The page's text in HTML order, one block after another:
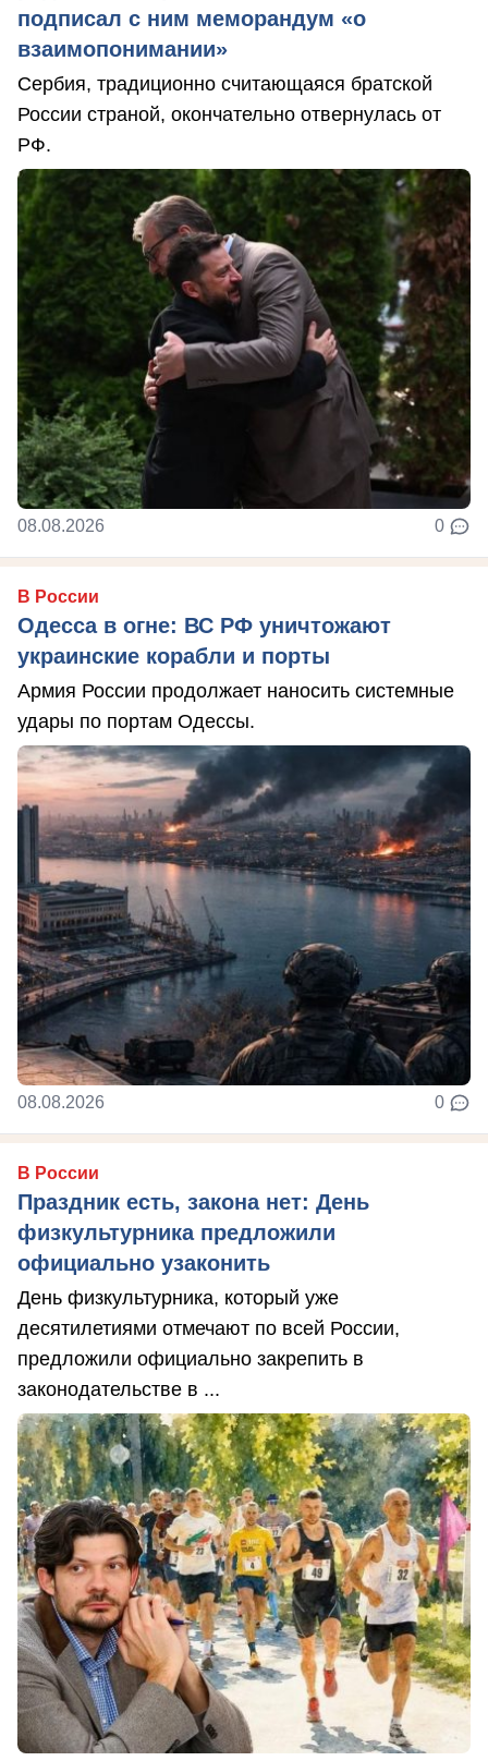
подписал с ним меморандум «о
взаимопонимании»
Сербия, традиционно считающаяся братской
России страной, окончательно отвернулась от
РФ.
08.08.2026 0
В России
Одесса в огне: ВС РФ уничтожают
украинские корабли и порты
Армия России продолжает наносить системные
удары по портам Одессы.
08.08.2026 0
В России
Праздник есть, закона нет: День
физкультурника предложили
официально узаконить
День физкультурника, который уже
десятилетиями отмечают по всей России,
предложили официально закрепить в
законодательстве в ...